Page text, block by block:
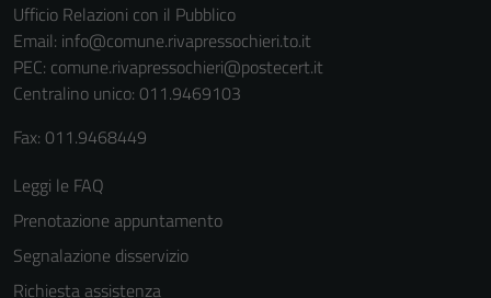
Ufficio Relazioni con il Pubblico
Email: info@comune.rivapressochieri.to.it
PEC: comune.rivapressochieri@postecert.it
Centralino unico: 011.9469103
Fax: 011.9468449
Leggi le FAQ
Prenotazione appuntamento
Segnalazione disservizio
Richiesta assistenza